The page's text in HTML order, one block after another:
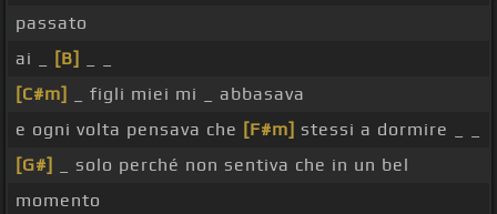
passato
ai _
[B]
[C#m]
_ figli miei mi _ abbasava
e ogni volta pensava che [F#m] stessi a dormire _ _
[G#]
_ solo perché non sentiva che in un bel
momento